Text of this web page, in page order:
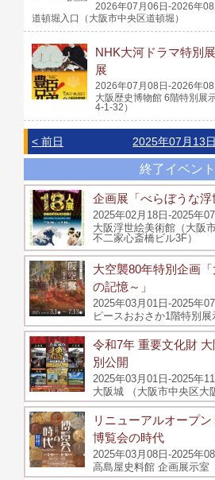
2026年07月06日-2026年08
道頓堀入口（大阪市中央区道頓堀）
NHK大河ドラマ特別
展
2026年07月08日-2026年08
大阪歴史博物館 6階特別展
4-1-32）
< 前日 2025年07月13日
終了イベント
企画展「べらぼうな浮
2025年02月18日-2025年
大阪浮世絵美術館（大阪
不二家心斎橋ビル3F）
大空襲80年特別企画
の記憶～」
2025年03月01日-2025年
ピースおおさか1階特別展
令和7年 重要文化財
別公開
2025年03月01日-2025年
大阪城 （大阪市中央区大
リニューアルオープ
博覧会の時代
2025年03月08日-2025年
高島屋史料館 企画展示室